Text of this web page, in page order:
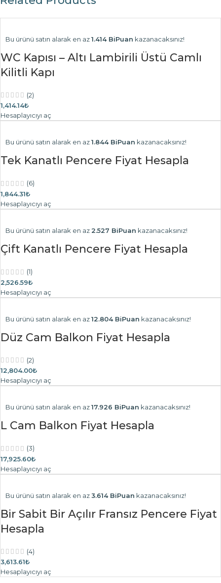
Bu ürünü satın alarak en az1.414 BiPuan kazanacaksınız!
WC Kapısı – Altı Lambirili Üstü Camlı
Kilitli Kapı
(2)
1,414.14₺
Hesaplayıcıyı aç
Bu ürünü satın alarak en az1.844 BiPuan kazanacaksınız!
Tek Kanatlı Pencere Fiyat Hesapla
(6)
1,844.31₺
Hesaplayıcıyı aç
Bu ürünü satın alarak en az 2.527 BiPuan kazanacaksınız!
Çift Kanatlı Pencere Fiyat Hesapla
(1)
2,526.59₺
Hesaplayıcıyı aç
Bu ürünü satın alarak en az12.804 BiPuan kazanacaksınız!
Düz Cam Balkon Fiyat Hesapla
(2)
12,804.00₺
Hesaplayıcıyı aç
Bu ürünü satın alarak en az17.926 BiPuan kazanacaksınız!
L Cam Balkon Fiyat Hesapla
(3)
17,925.60₺
Hesaplayıcıyı aç
Bu ürünü satın alarak en az3.614 BiPuan kazanacaksınız!
Bir Sabit Bir Açılır Fransız Pencere Fiyat
Hesapla
(4)
3,613.61₺
Hesaplayıcıyı aç